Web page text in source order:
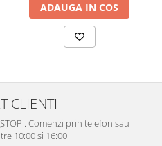
ADAUGA IN COS
CLIENTI
. Comenzi prin telefon sau
10:00 si 16:00